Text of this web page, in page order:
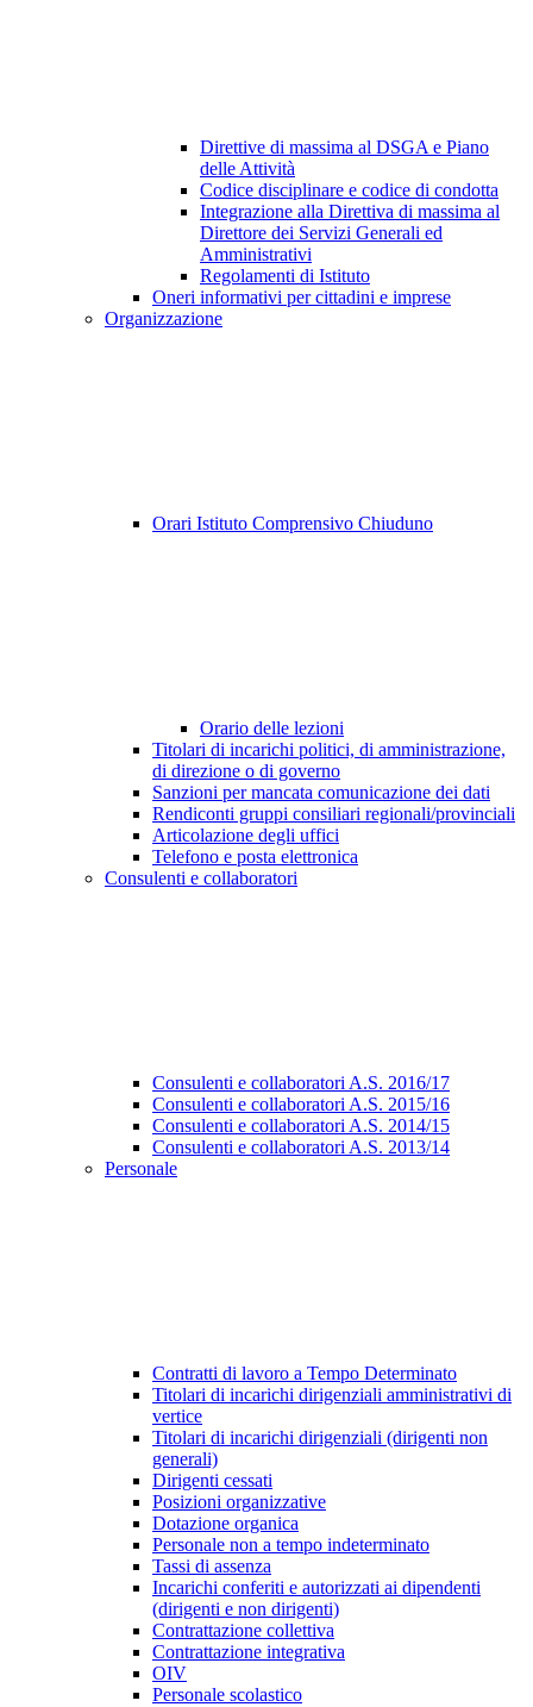
Direttive di massima al DSGA e Piano
delle Attività
Codice disciplinare e codice di condotta
Integrazione alla Direttiva di massima al
Direttore dei Servizi Generali ed
Amministrativi
Regolamenti di Istituto
Oneri informativi per cittadini e imprese
Organizzazione
Orari Istituto Comprensivo Chiuduno
Orario delle lezioni
Titolari di incarichi politici, di amministrazione,
di direzione o di governo
Sanzioni per mancata comunicazione dei dati
Rendiconti gruppi consiliari regionali/provinciali
Articolazione degli uffici
Telefono e posta elettronica
Consulenti e collaboratori
Consulenti e collaboratori A.S. 2016/17
Consulenti e collaboratori A.S. 2015/16
Consulenti e collaboratori A.S. 2014/15
Consulenti e collaboratori A.S. 2013/14
Personale
Contratti di lavoro a Tempo Determinato
Titolari di incarichi dirigenziali amministrativi di
vertice
Titolari di incarichi dirigenziali (dirigenti non
generali)
Dirigenti cessati
Posizioni organizzative
Dotazione organica
Personale non a tempo indeterminato
Tassi di assenza
Incarichi conferiti e autorizzati ai dipendenti
(dirigenti e non dirigenti)
Contrattazione collettiva
Contrattazione integrativa
OIV
Personale scolastico